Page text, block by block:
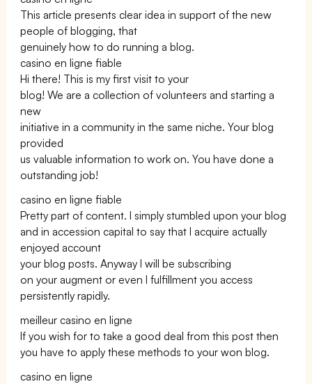
This article presents clear idea in support of the new
people of blogging, that
genuinely how to do running a blog.
casino en ligne fiable
Hi there! This is my first visit to your
blog! We are a collection of volunteers and starting a
new
initiative in a community in the same niche. Your blog
provided
us valuable information to work on. You have done a
outstanding job!
casino en ligne fiable
Pretty part of content. I simply stumbled upon your blog
and in accession capital to say that I acquire actually
enjoyed account
your blog posts. Anyway I will be subscribing
on your augment or even I fulfillment you access
persistently rapidly.
meilleur casino en ligne
If you wish for to take a good deal from this post then
you have to apply these methods to your won blog.
casino en ligne